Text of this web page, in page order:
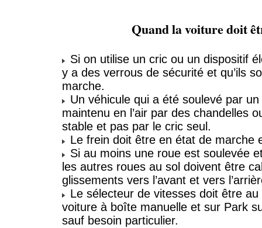
Quand la voiture doit
Si on utilise un cric ou un dispositif
y a des verrous de sécurité et qu’ils
marche.
Un véhicule qui a été soulevé par
maintenu en l’air par des chandelles
stable et pas par le cric seul.
Le frein doit être en état de marche
Si au moins une roue est soulevée
les autres roues au sol doivent être
glissements vers l’avant et vers
Le sélecteur de vitesses doit être
voiture à boîte manuelle et sur Park
sauf besoin particulier.